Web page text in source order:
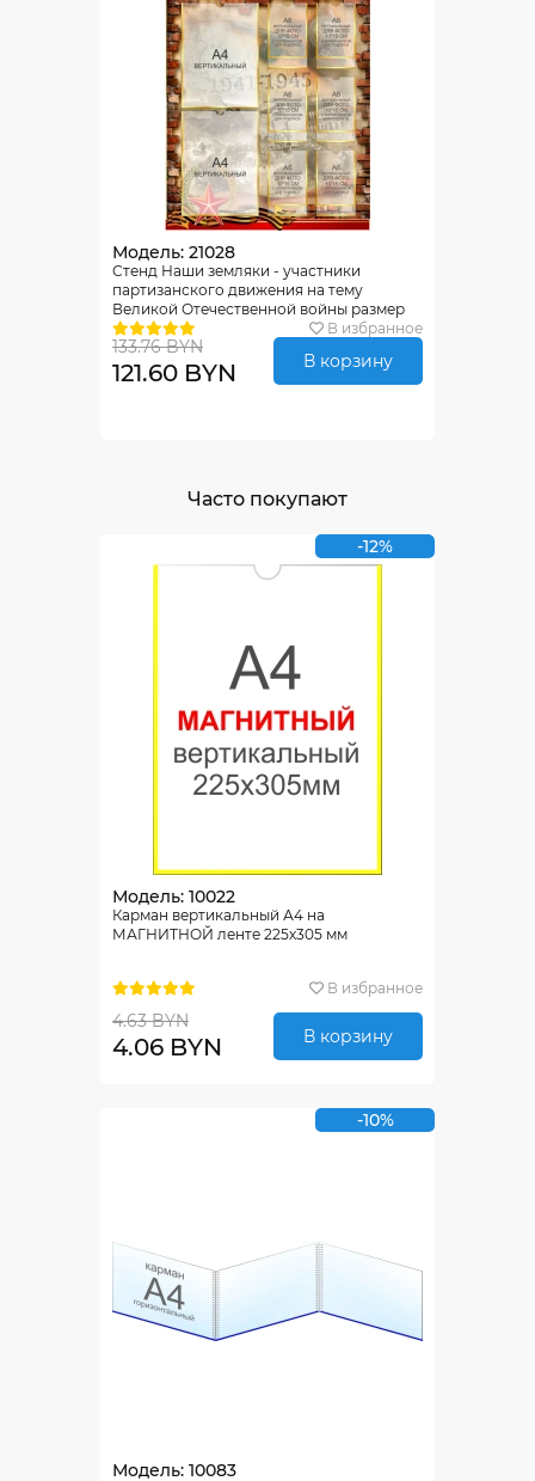
Модель: 21028
Стенд Наши земляки - участники
партизанского движения на тему
Великой Отечественной войны размер
600*900мм
В избранное
133.76 BYN
121.60 BYN В корзину
Часто покупают
-12%
Модель: 10022
Карман вертикальный А4 на
МАГНИТНОЙ ленте 225х305 мм
В избранное
4.63 BYN
4.06 BYN В корзину
-10%
Модель: 10083